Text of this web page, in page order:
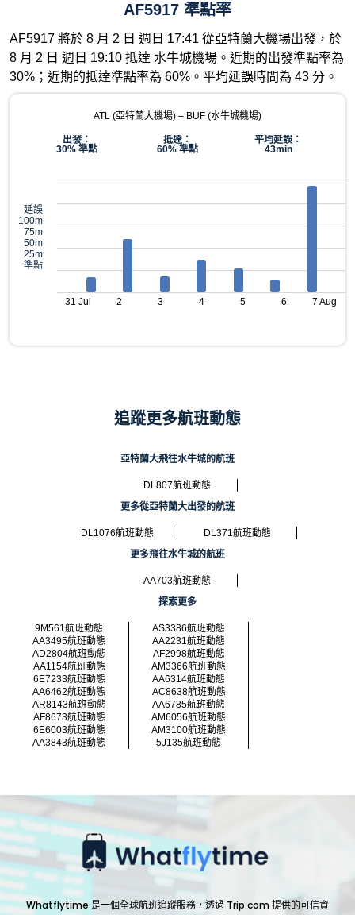
AF5917 準點率
AF5917 將於 8 月 2 日 週日 17:41 從亞特蘭大機場出發，於
8 月 2 日 週日 19:10 抵達 水牛城機場。近期的出發準點率為
30%；近期的抵達準點率為 60%。平均延誤時間為 43 分。
ATL (亞特蘭大機場) – BUF (水牛城機場)
出發：
30% 準點
抵達：
60% 準點
平均延誤：
43min
延誤
100m
75m
50m
25m
準點
31 Jul 2 3 4 5 6 7 Aug
追蹤更多航班動態
亞特蘭大飛往水牛城的航班
DL807航班動態
更多從亞特蘭大出發的航班
DL1076航班動態
DL371航班動態
更多飛往水牛城的航班
AA703航班動態
探索更多
9M561航班動態
AS3386航班動態
AA3495航班動態
AA2231航班動態
AD2804航班動態
AF2998航班動態
AA1154航班動態
AM3366航班動態
6E7233航班動態
AA6314航班動態
AA6462航班動態
AC8638航班動態
AR8143航班動態
AA6785航班動態
AF8673航班動態
AM6056航班動態
6E6003航班動態
AM3100航班動態
AA3843航班動態
5J135航班動態
Whatflytime 是一個全球航班追蹤服務，透過 Trip.com 提供的可信資